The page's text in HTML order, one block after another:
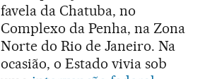
favela da Chatuba, no
Complexo da Penha, na Zona
Norte do Rio de Janeiro. Na
ocasião, o Estado vivia sob